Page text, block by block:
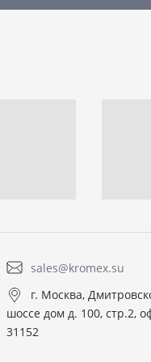
sales@kromex.su
г. Москва,
шоссе дом д. 100, стр.2,
31152